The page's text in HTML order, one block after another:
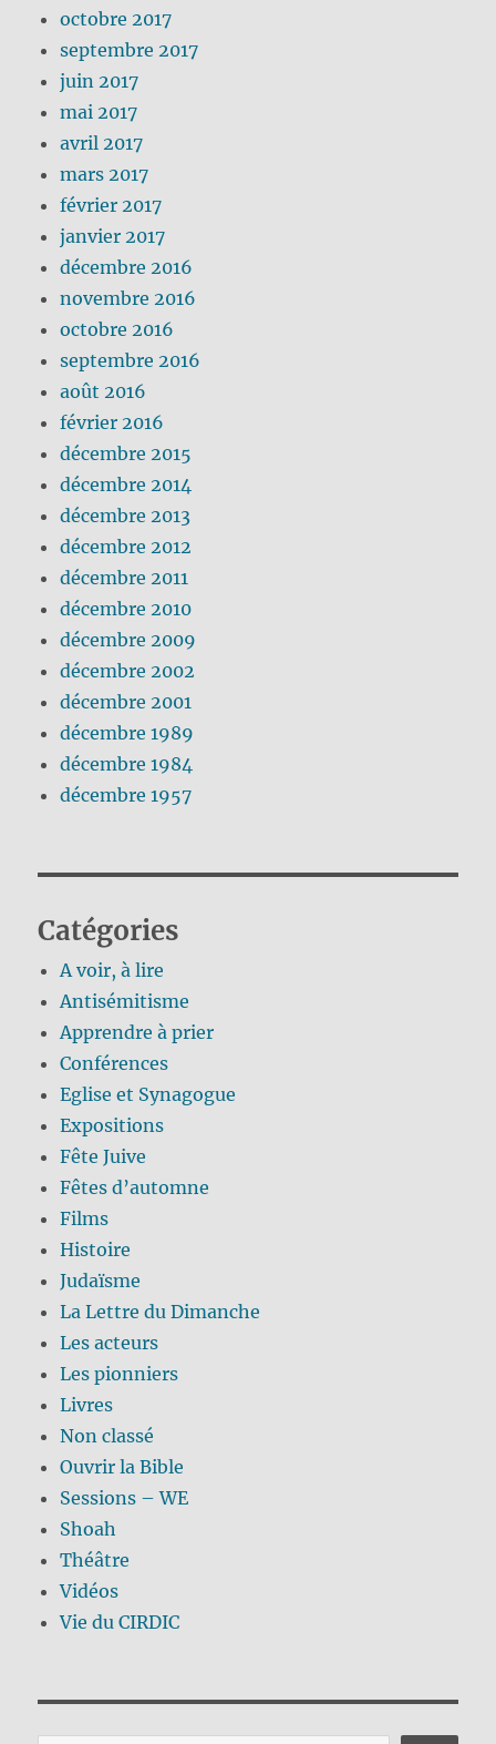
octobre 2017
septembre 2017
juin 2017
mai 2017
avril 2017
mars 2017
février 2017
janvier 2017
décembre 2016
novembre 2016
octobre 2016
septembre 2016
août 2016
février 2016
décembre 2015
décembre 2014
décembre 2013
décembre 2012
décembre 2011
décembre 2010
décembre 2009
décembre 2002
décembre 2001
décembre 1989
décembre 1984
décembre 1957
Catégories
A voir, à lire
Antisémitisme
Apprendre à prier
Conférences
Eglise et Synagogue
Expositions
Fête Juive
Fêtes d’automne
Films
Histoire
Judaïsme
La Lettre du Dimanche
Les acteurs
Les pionniers
Livres
Non classé
Ouvrir la Bible
Sessions – WE
Shoah
Théâtre
Vidéos
Vie du CIRDIC